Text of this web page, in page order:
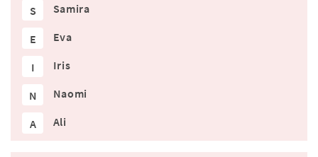
S Samira
E Eva
I Iris
N Naomi
A Ali